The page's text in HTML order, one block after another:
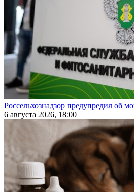
Россельхознадзор предупредил об
6 августа 2026, 18:00